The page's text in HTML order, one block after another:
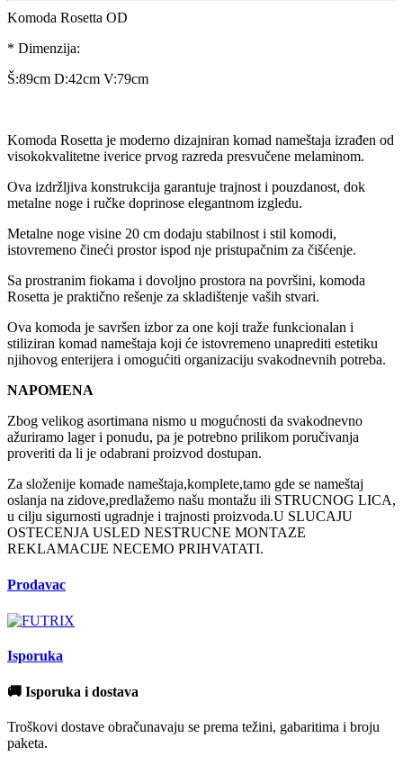
Komoda Rosetta OD
* Dimenzija:
Š:89cm D:42cm V:79cm
Komoda Rosetta je moderno dizajniran komad nameštaja izrađen od
visokokvalitetne iverice prvog razreda presvučene melaminom.
Ova izdržljiva konstrukcija garantuje trajnost i pouzdanost, dok
metalne noge i ručke doprinose elegantnom izgledu.
Metalne noge visine 20 cm dodaju stabilnost i stil komodi,
istovremeno čineći prostor ispod nje pristupačnim za čišćenje.
Sa prostranim fiokama i dovoljno prostora na površini, komoda
Rosetta je praktično rešenje za skladištenje vaših stvari.
Ova komoda je savršen izbor za one koji traže funkcionalan i
stiliziran komad nameštaja koji će istovremeno unaprediti estetiku
njihovog enterijera i omogućiti organizaciju svakodnevnih potreba.
NAPOMENA
Zbog velikog asortimana nismo u mogućnosti da svakodnevno
ažuriramo lager i ponudu, pa je potrebno prilikom poručivanja
proveriti da li je odabrani proizvod dostupan.
Za složenije komade nameštaja,komplete,tamo gde se nameštaj
oslanja na zidove,predlažemo našu montažu ili STRUCNOG LICA,
u cilju sigurnosti ugradnje i trajnosti proizvoda.U SLUCAJU
OSTECENJA USLED NESTRUCNE MONTAZE
REKLAMACIJE NECEMO PRIHVATATI.
Prodavac
Isporuka
🚚 Isporuka i dostava
Troškovi dostave obračunavaju se prema težini, gabaritima i broju
paketa.